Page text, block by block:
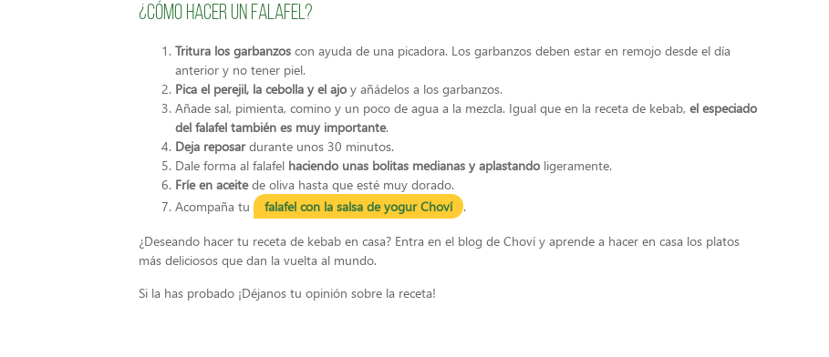
¿Cómo hacer un falafel?
Tritura los garbanzos con ayuda de una picadora. Los garbanzos deben estar en remojo desde el día
anterior y no tener piel.
Pica el perejil, la cebolla y el ajo y añádelos a los garbanzos.
Añade sal, pimienta, comino y un poco de agua a la mezcla. Igual que en la receta de kebab, el especiado
del falafel también es muy importante.
Deja reposardurante unos 30 minutos.
Dale forma al falafel haciendo unas bolitas medianas y aplastando ligeramente.
Fríe en aceitede oliva hasta que esté muy dorado.
Acompaña tu
falafel con la salsa de yogur Choví .
¿Deseando hacer tu receta de kebab en casa? Entra en el blog de Choví y aprende a hacer en casa los platos
más deliciosos que dan la vuelta al mundo.
Si la has probado ¡Déjanos tu opinión sobre la receta!